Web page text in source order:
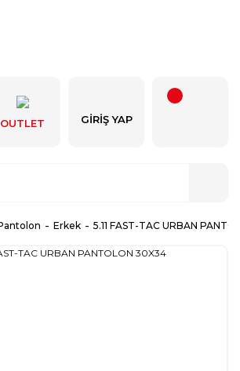
OUTLET GIRIŞ YAP
Erkek 5.11 FAST-TAC URBAN